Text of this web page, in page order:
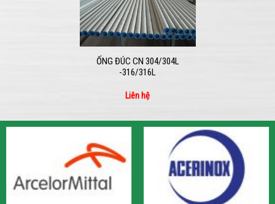
ỐNG ĐÚC CN 304/304L
-316/316L
Liên hệ